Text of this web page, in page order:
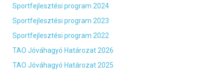
Sportfejlesztési program 2024
Sportfejlesztési program 2023
Sportfejlesztési program 2022
TAO Jóváhagyó Határozat 2026
TAO Jóváhagyó Határozat 2025